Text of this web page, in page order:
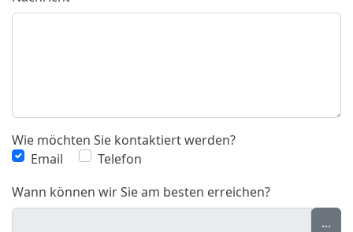
Wie möchten Sie kontaktiert werden?
Email
Telefon
Wann können wir Sie am besten erreichen?
...